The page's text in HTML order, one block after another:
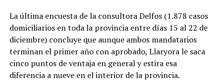
La última encuesta de la consultora Delfos (1.878 casos
domiciliarios en toda la provincia entre días 15 al 22 de
diciembre) concluye que aunque ambos mandatarios
terminan el primer año con aprobado, Llaryora le saca
cinco puntos de ventaja en general y estira esa
diferencia a nueve en el interior de la provincia.